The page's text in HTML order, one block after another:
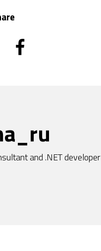
and .NET developer